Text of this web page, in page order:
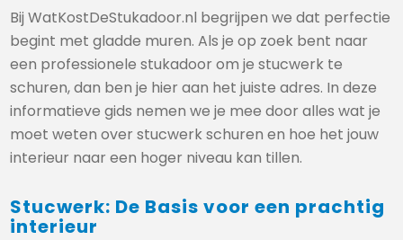
Bij WatKostDeStukadoor.nl begrijpen we dat perfectie
begint met gladde muren. Als je op zoek bent naar
een professionele stukadoor om je stucwerk te
schuren, dan ben je hier aan het juiste adres. In deze
informatieve gids nemen we je mee door alles wat je
moet weten over stucwerk schuren en hoe het jouw
interieur naar een hoger niveau kan tillen.
Stucwerk: De Basis voor een prachtig
interieur